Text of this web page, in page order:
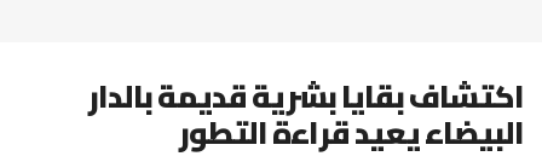
اكتشاف بقايا بشرية قديمة بالدار
البيضاء يعيد قراءة التطور